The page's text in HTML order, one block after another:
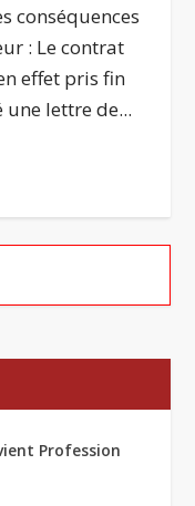
conséquences
: Le contrat
effet pris fin
lettre de...
Profession